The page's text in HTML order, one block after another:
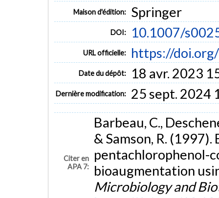
Maison d'édition: Springer
DOI: 10.1007/
URL officielle: https://
Date du dépôt: 18 avr. 2023
Dernière modification: 25 sept. 2024
Citer en
APA 7:
Barbeau, C.,
& Samson, R.
pentachlorophenol-
bioaugmentation
Microbiology and